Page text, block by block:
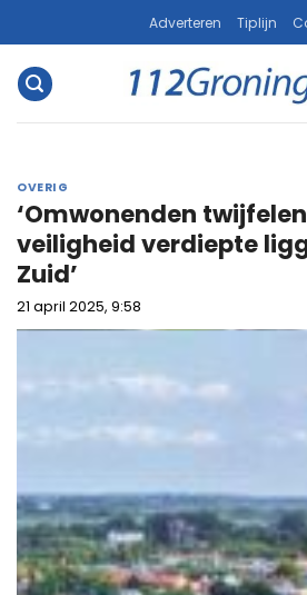
naar
inhoud
Adverteren Tiplijn
OVERIG
‘Omwonenden
veiligheid verdiepte
Zuid’
21 april 2025, 9:58